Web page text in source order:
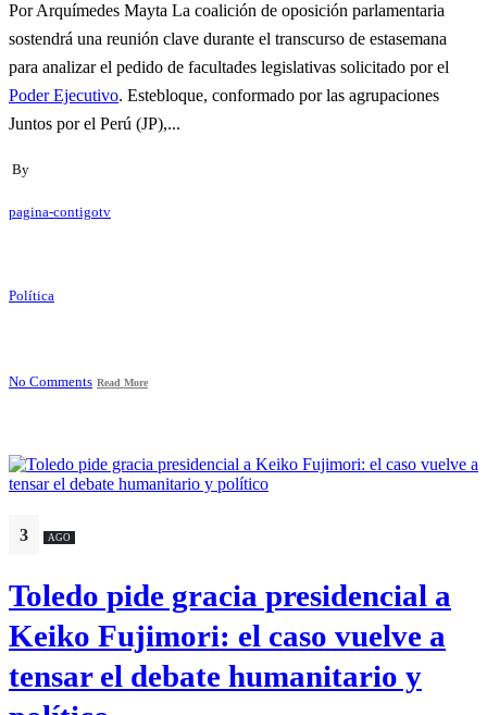
Por Arquímedes Mayta La coalición de oposición parlamentaria
sostendrá una reunión clave durante el transcurso de estasemana
para analizar el pedido de facultades legislativas solicitado por el
Poder Ejecutivo. Estebloque, conformado por las agrupaciones
Juntos por el Perú (JP),...
By
pagina-contigotv
Política
No Comments Read More
3 AGO
Toledo pide gracia presidencial a
Keiko Fujimori: el caso vuelve a
tensar el debate humanitario y